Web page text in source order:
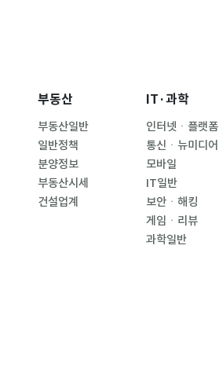
부동산
부동산일반
일반정책
분양정보
부동산시세
건설업계
IT·과학
인터넷ㆍ플랫폼
통신ㆍ뉴미디어
모바일
IT일반
보안ㆍ해킹
게임ㆍ리뷰
과학일반